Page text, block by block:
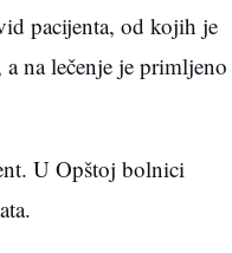
pacijenta, od kojih je
na lečenje je primljeno
U Opštoj bolnici